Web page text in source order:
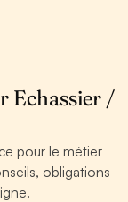
Echassier /
pour le métier
obligations